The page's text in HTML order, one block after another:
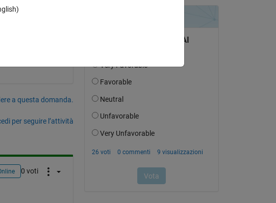
a questa domanda.
per seguire l’attività
0 voti